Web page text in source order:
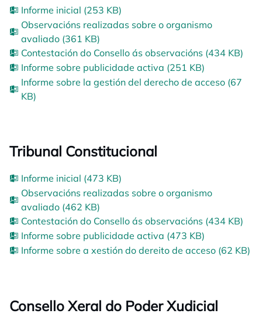
Informe inicial (253 KB)
Observacións realizadas sobre o organismo
avaliado (361 KB)
Contestación do Consello ás observacións (434 KB)
Informe sobre publicidade activa (251 KB)
Informe sobre la gestión del derecho de acceso (67
KB)
Tribunal Constitucional
Informe inicial (473 KB)
Observacións realizadas sobre o organismo
avaliado (462 KB)
Contestación do Consello ás observacións (434 KB)
Informe sobre publicidade activa (473 KB)
Informe sobre a xestión do dereito de acceso (62 KB)
Consello Xeral do Poder Xudicial